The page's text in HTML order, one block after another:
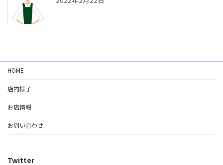
HOME
店内様子
お店情報
お問い合わせ
Twitter